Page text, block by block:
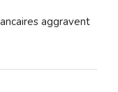
aggravent